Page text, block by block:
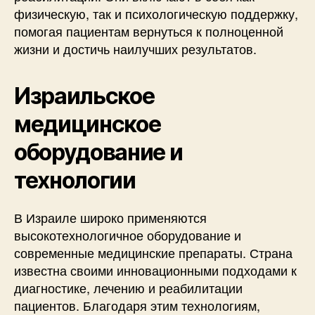
физическую, так и психологическую поддержку,
помогая пациентам вернуться к полноценной
жизни и достичь наилучших результатов.
Израильское
медицинское
оборудование и
технологии
В Израиле широко применяются
высокотехнологичное оборудование и
современные медицинские препараты. Страна
известна своими инновационными подходами к
диагностике, лечению и реабилитации
пациентов. Благодаря этим технологиям,